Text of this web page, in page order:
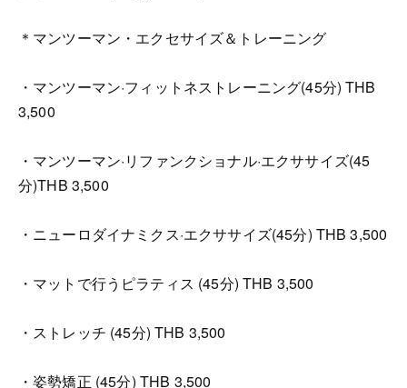
＊マンツーマン・エクセサイズ＆トレーニング
・マンツーマン·フィットネストレーニング(45分) THB
3,500
・マンツーマン·リファンクショナル·エクササイズ(45
分)THB 3,500
・ニューロダイナミクス·エクササイズ(45分) THB 3,500
・マットで行うピラティス (45分) THB 3,500
・ストレッチ (45分) THB 3,500
・姿勢矯正 (45分) THB 3,500